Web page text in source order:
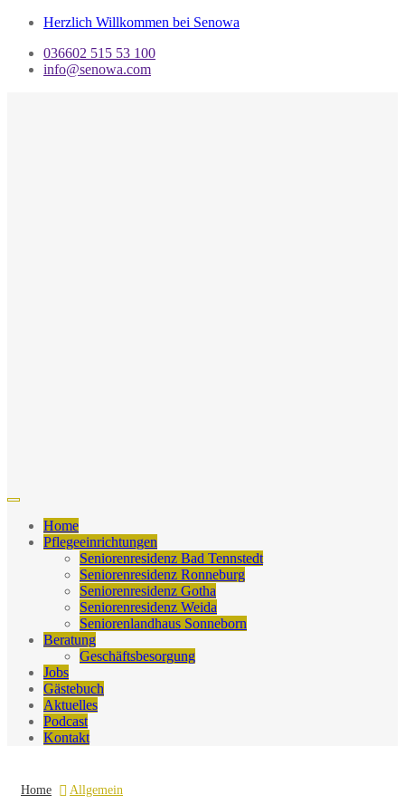
Herzlich Willkommen bei Senowa
036602 515 53 100
info@senowa.com
Home
Pflegeeinrichtungen
Seniorenresidenz Bad Tennstedt
Seniorenresidenz Ronneburg
Seniorenresidenz Gotha
Seniorenresidenz Weida
Seniorenlandhaus Sonneborn
Beratung
Geschäftsbesorgung
Jobs
Gästebuch
Aktuelles
Podcast
Kontakt
Home Allgemein